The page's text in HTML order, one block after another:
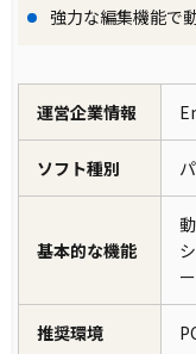
強力な編集機能で
運営企業情報
ソフト種別
基本的な機能
推奨環境